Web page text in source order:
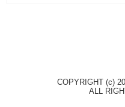
COPYRIGHT (c)
ALL